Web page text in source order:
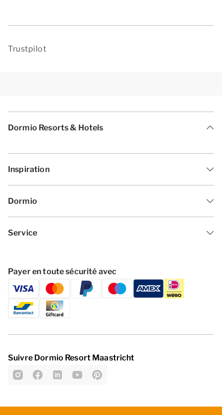
Trustpilot
Dormio Resorts & Hotels
Inspiration
Dormio
Service
Payer en toute sécurité avec
Suivre Dormio Resort Maastricht